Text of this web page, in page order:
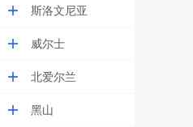
斯洛文尼亚
威尔士
北爱尔兰
黑山